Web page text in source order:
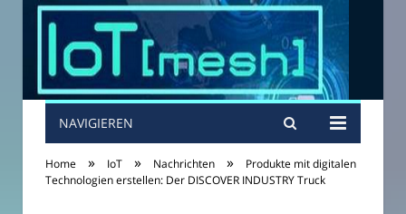
NAVIGIEREN
Home » IoT » Nachrichten »
Produkte mit digitalen
Technologien erstellen: Der DISCOVER INDUSTRY Truck